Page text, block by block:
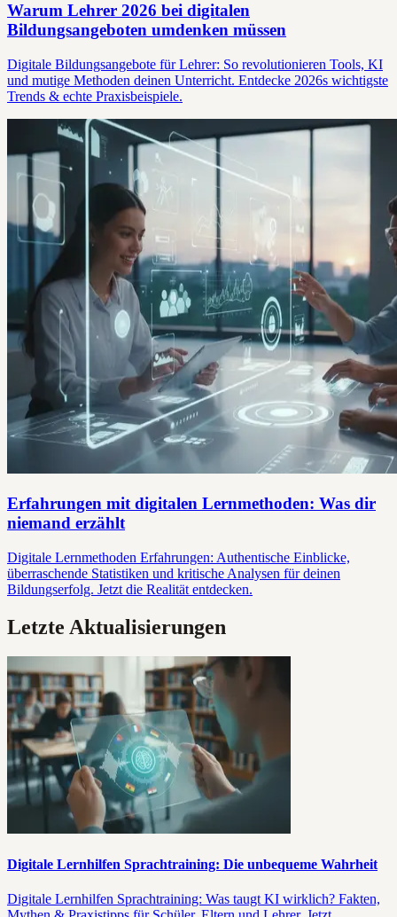
Warum Lehrer 2026 bei digitalen
Bildungsangeboten umdenken müssen
Digitale Bildungsangebote für Lehrer: So revolutionieren Tools, KI
und mutige Methoden deinen Unterricht. Entdecke 2026s wichtigste
Trends & echte Praxisbeispiele.
Erfahrungen mit digitalen Lernmethoden: Was dir
niemand erzählt
Digitale Lernmethoden Erfahrungen: Authentische Einblicke,
überraschende Statistiken und kritische Analysen für deinen
Bildungserfolg. Jetzt die Realität entdecken.
Letzte Aktualisierungen
Digitale Lernhilfen Sprachtraining: Die unbequeme Wahrheit
Digitale Lernhilfen Sprachtraining: Was taugt KI wirklich? Fakten,